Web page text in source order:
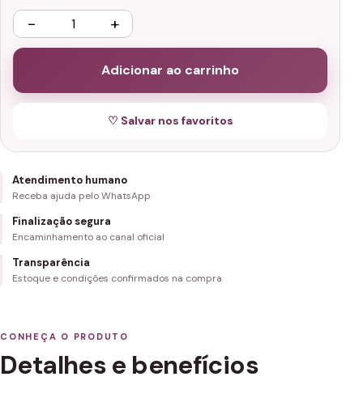
− +
Adicionar ao carrinho
♡ Salvar nos favoritos
Atendimento humano
Receba ajuda pelo WhatsApp
Finalização segura
Encaminhamento ao canal oficial
Transparência
Estoque e condições confirmados na compra
CONHEÇA O PRODUTO
Detalhes e benefícios